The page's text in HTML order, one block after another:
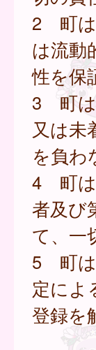
2 町は
は流動
性を保
3 町は
又は未
を負わ
4 町は
者及び
て、一
5 町は
定によ
登録を